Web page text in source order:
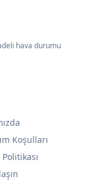
hava durumu
Koşulları